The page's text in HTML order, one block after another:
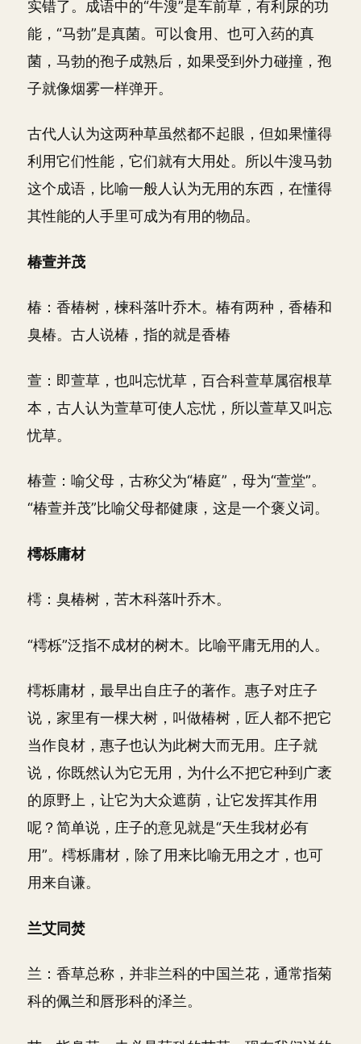
实错了。成语中的“牛溲”是车前草，有利尿的功
能，“马勃”是真菌。可以食用、也可入药的真
菌，马勃的孢子成熟后，如果受到外力碰撞，孢
子就像烟雾一样弹开。
古代人认为这两种草虽然都不起眼，但如果懂得
利用它们性能，它们就有大用处。所以牛溲马勃
这个成语，比喻一般人认为无用的东西，在懂得
其性能的人手里可成为有用的物品。
椿萱并茂
椿：香椿树，楝科落叶乔木。椿有两种，香椿和
臭椿。古人说椿，指的就是香椿
萱：即萱草，也叫忘忧草，百合科萱草属宿根草
本，古人认为萱草可使人忘忧，所以萱草又叫忘
忧草。
椿萱：喻父母，古称父为“椿庭”，母为“萱堂”。
“椿萱并茂”比喻父母都健康，这是一个褒义词。
樗栎庸材
樗：臭椿树，苦木科落叶乔木。
“樗栎”泛指不成材的树木。比喻平庸无用的人。
樗栎庸材，最早出自庄子的著作。惠子对庄子
说，家里有一棵大树，叫做椿树，匠人都不把它
当作良材，惠子也认为此树大而无用。庄子就
说，你既然认为它无用，为什么不把它种到广袤
的原野上，让它为大众遮荫，让它发挥其作用
呢？简单说，庄子的意见就是“天生我材必有
用”。樗栎庸材，除了用来比喻无用之才，也可
用来自谦。
兰艾同焚
兰：香草总称，并非兰科的中国兰花，通常指菊
科的佩兰和唇形科的泽兰。